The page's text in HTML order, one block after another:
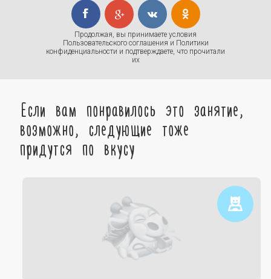
Продолжая, вы принимаете условия
Пользовательского соглашения и Политики
конфиденциальности и подтверждаете, что прочитали
их
Если вам понравилось это занятие,
возможно, следующие тоже
придутся по вкусу